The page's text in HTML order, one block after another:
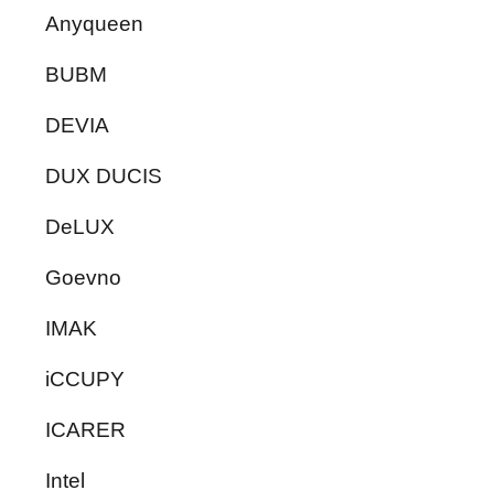
Anyqueen
BUBM
DEVIA
DUX DUCIS
DeLUX
Goevno
IMAK
iCCUPY
ICARER
Intel